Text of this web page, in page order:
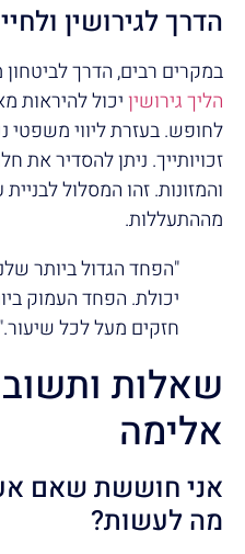
הדרך לגירושין
במקרים רבים, הדרך
הליך גירושיןיכול להיראות
לחופש. בעזרת ליווי משפטי
זכויותייך. ניתן להסדיר את
והמזונות. זהו המסלול
מההתעללות.
"הפחד הגדול ביותר
יכולת. הפחד העמוק
חזקים מעל לכל
שאלות
אלימה
אני חוששת שאם
מה לעשות?